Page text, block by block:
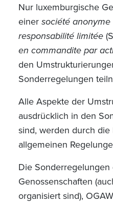
Nur luxemburgische
einersociété anonyme
responsabilité limitée
en commandite par
den
Sonderregelungen
Alle Aspekte der
ausdrücklich in den
sind, werden durch
allgemeinen
Die Sonderregelungen
Genossenschaften
organisiert sind),